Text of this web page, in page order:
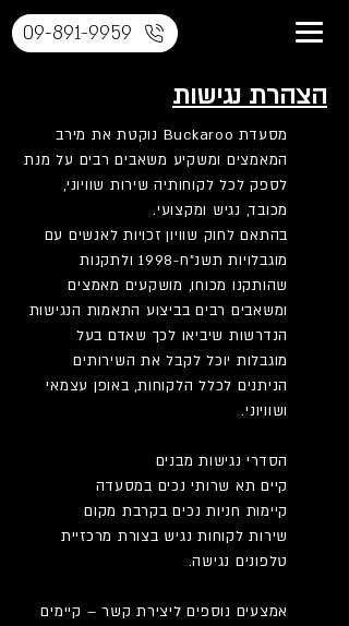
09-891-9959
הצהרת נגישות
מסעדת Buckaroo נוקטת את מירב
המאמצים ומשקיע משאבים רבים על מנת
לספק לכל לקוחותיה שירות שוויוני,
מכובד, נגיש ומקצועי.
בהתאם לחוק שוויון זכויות לאנשים עם
מוגבלויות תשנ”ח-1998 ולתקנות
שהותקנו מכוחו, מושקעים מאמצים
ומשאבים רבים בביצוע התאמות הנגישות
הנדרשות שיביאו לכך שאדם בעל
מוגבלות יוכל לקבל את השירותים
הניתנים לכלל הלקוחות, באופן עצמאי
ושוויוני.
הסדרי נגישות מבנים
קיים תא שרותי נכים במסעדה
קיימות חניות נכים בקרבת מקום
שירות לקוחות נגיש בצורת מרכזיית
טלפונים נגישה.
אמצעים נוספים ליצירת קשר – קיימים